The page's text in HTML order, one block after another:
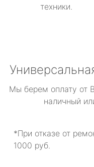
техники.
Мы берем оплату от
наличный
*При отказе от
1000 руб.